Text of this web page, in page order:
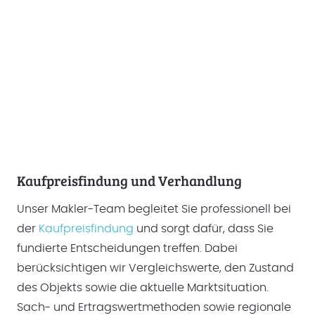
Kaufpreisfindung und Verhandlung
Unser Makler-Team begleitet Sie professionell bei
der Kaufpreisfindung und sorgt dafür, dass Sie
fundierte Entscheidungen treffen. Dabei
berücksichtigen wir Vergleichswerte, den Zustand
des Objekts sowie die aktuelle Marktsituation.
Sach- und Ertragswertmethoden sowie regionale